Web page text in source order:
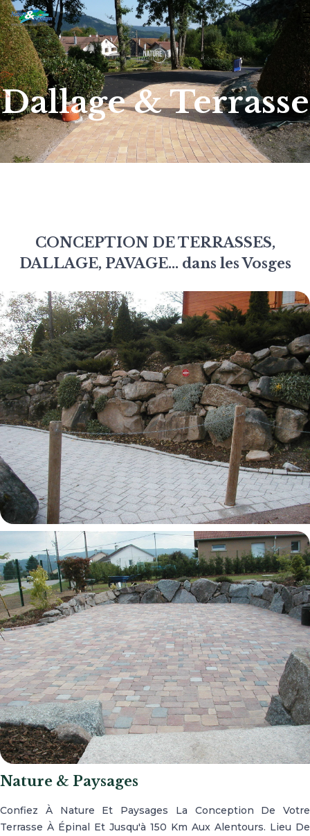
Dallage & Terrasse
CONCEPTION DE TERRASSES,
DALLAGE, PAVAGE... dans les Vosges
Nature & Paysages
Confiez À Nature Et Paysages La Conception De Votre
Terrasse À Épinal Et Jusqu'à 150 Km Aux Alentours. Lieu De